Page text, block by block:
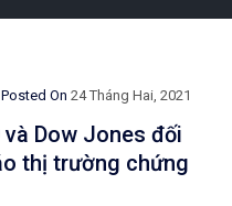
Posted On 24 Tháng Hai, 2021
Dow Jones đối
thị trường chứng